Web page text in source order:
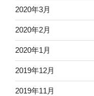
2020年3月
2020年2月
2020年1月
2019年12月
2019年11月